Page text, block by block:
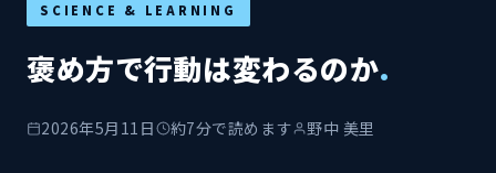
SCIENCE & LEARNING
褒め方で行動は変わるのか.
2026年5月11日 約7分で読めます 野中 美里